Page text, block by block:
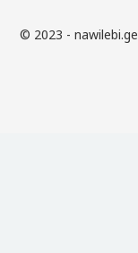
© 2023 - nawilebi.ge